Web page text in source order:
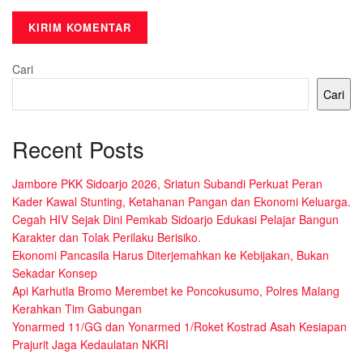
Cari
Cari
Recent Posts
Jambore PKK Sidoarjo 2026, Sriatun Subandi Perkuat Peran
Kader Kawal Stunting, Ketahanan Pangan dan Ekonomi Keluarga.
Cegah HIV Sejak Dini Pemkab Sidoarjo Edukasi Pelajar Bangun
Karakter dan Tolak Perilaku Berisiko.
Ekonomi Pancasila Harus Diterjemahkan ke Kebijakan, Bukan
Sekadar Konsep
Api Karhutla Bromo Merembet ke Poncokusumo, Polres Malang
Kerahkan Tim Gabungan
Yonarmed 11/GG dan Yonarmed 1/Roket Kostrad Asah Kesiapan
Prajurit Jaga Kedaulatan NKRI